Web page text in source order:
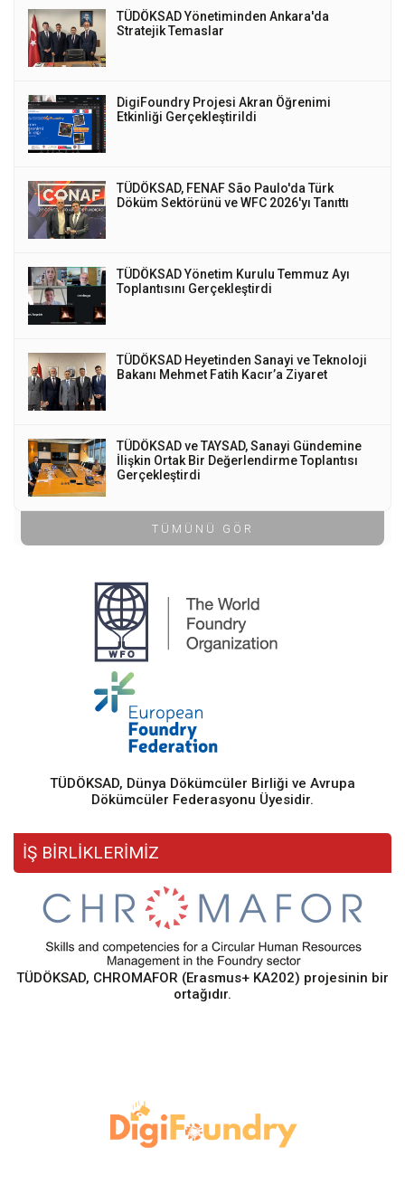
TÜDÖKSAD Yönetiminden Ankara'da
Stratejik Temaslar
DigiFoundry Projesi Akran Öğrenimi
Etkinliği Gerçekleştirildi
TÜDÖKSAD, FENAF São Paulo'da Türk
Döküm Sektörünü ve WFC 2026'yı Tanıttı
TÜDÖKSAD Yönetim Kurulu Temmuz Ayı
Toplantısını Gerçekleştirdi
TÜDÖKSAD Heyetinden Sanayi ve Teknoloji
Bakanı Mehmet Fatih Kacır’a Ziyaret
TÜDÖKSAD ve TAYSAD, Sanayi Gündemine
İlişkin Ortak Bir Değerlendirme Toplantısı
Gerçekleştirdi
TÜMÜNÜ GÖR
TÜDÖKSAD, Dünya Dökümcüler Birliği ve Avrupa
Dökümcüler Federasyonu Üyesidir.
İŞ BİRLİKLERİMİZ
TÜDÖKSAD, CHROMAFOR (Erasmus+ KA202) projesinin bir
ortağıdır.